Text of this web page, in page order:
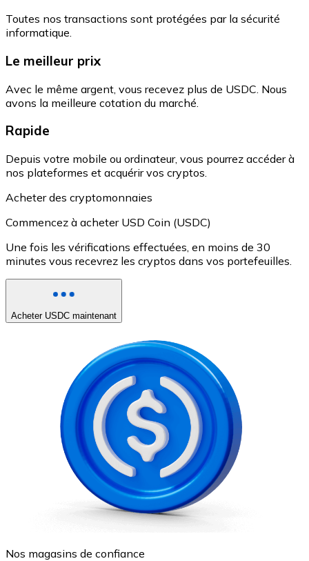
Toutes nos transactions sont protégées par la sécurité
informatique.
Le meilleur prix
Avec le même argent, vous recevez plus de USDC. Nous
avons la meilleure cotation du marché.
Rapide
Depuis votre mobile ou ordinateur, vous pourrez accéder à
nos plateformes et acquérir vos cryptos.
Acheter des cryptomonnaies
Commencez à acheter USD Coin (USDC)
Une fois les vérifications effectuées, en moins de 30
minutes vous recevrez les cryptos dans vos portefeuilles.
Acheter USDC maintenant
Nos magasins de confiance